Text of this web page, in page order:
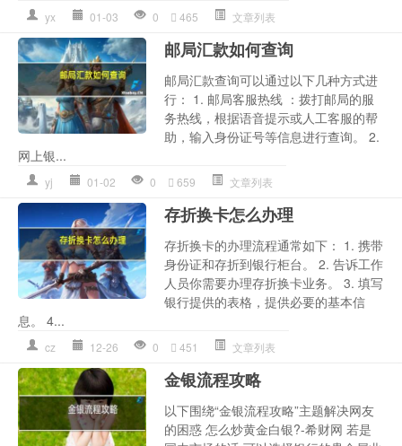
yx 01-03 0 465 文章列表
邮局汇款如何查询
邮局汇款查询可以通过以下几种方式进
行： 1. 邮局客服热线 ：拨打邮局的服
务热线，根据语音提示或人工客服的帮
助，输入身份证号等信息进行查询。 2.
网上银...
yj 01-02 0 659 文章列表
存折换卡怎么办理
存折换卡的办理流程通常如下： 1. 携带
身份证和存折到银行柜台。 2. 告诉工作
人员你需要办理存折换卡业务。 3. 填写
银行提供的表格，提供必要的基本信
息。 4...
cz 12-26 0 451 文章列表
金银流程攻略
以下围绕“金银流程攻略”主题解决网友
的困惑 怎么炒黄金白银?-希财网 若是